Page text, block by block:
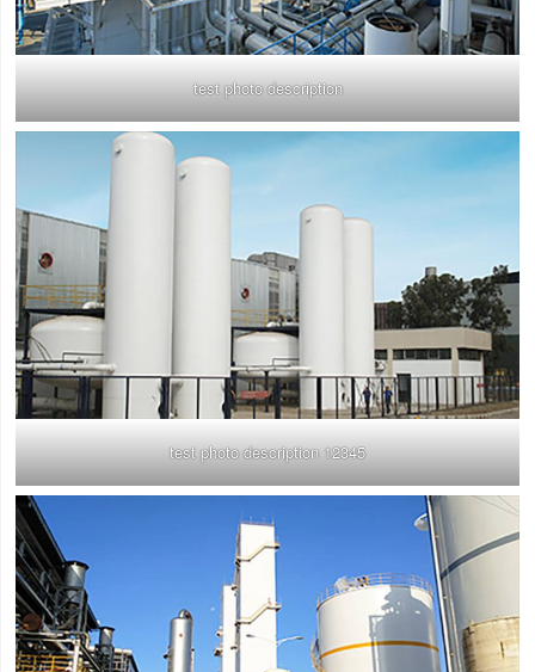
test photo description
test photo description 12345